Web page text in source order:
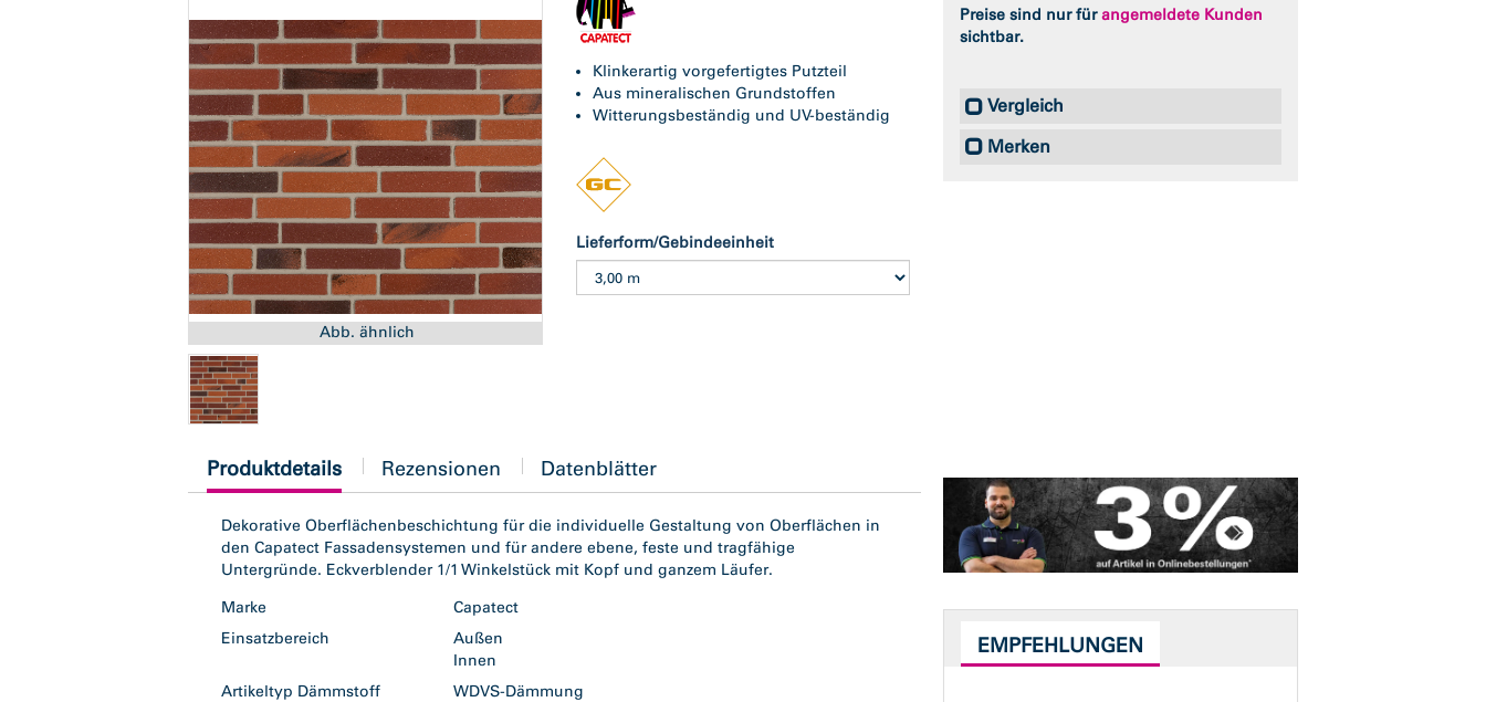
Abb. ähnlich
Klinkerartig vorgefertigtes Putzteil
Aus mineralischen Grundstoffen
Witterungsbeständig und UV-beständig
Lieferform/Gebindeeinheit
Preise sind nur fürangemeldete Kunden
sichtbar.
Vergleich
Merken
current
tab:
Produktdetails Rezensionen Datenblätter
Dekorative Oberflächenbeschichtung für die individuelle Gestaltung von Oberflächen in
den Capatect Fassadensystemen und für andere ebene, feste und tragfähige
Untergründe. Eckverblender 1/1 Winkelstück mit Kopf und ganzem Läufer.
Marke
Capatect
Einsatzbereich
Außen
Innen
Artikeltyp Dämmstoff
WDVS-Dämmung
EMPFEHLUNGEN